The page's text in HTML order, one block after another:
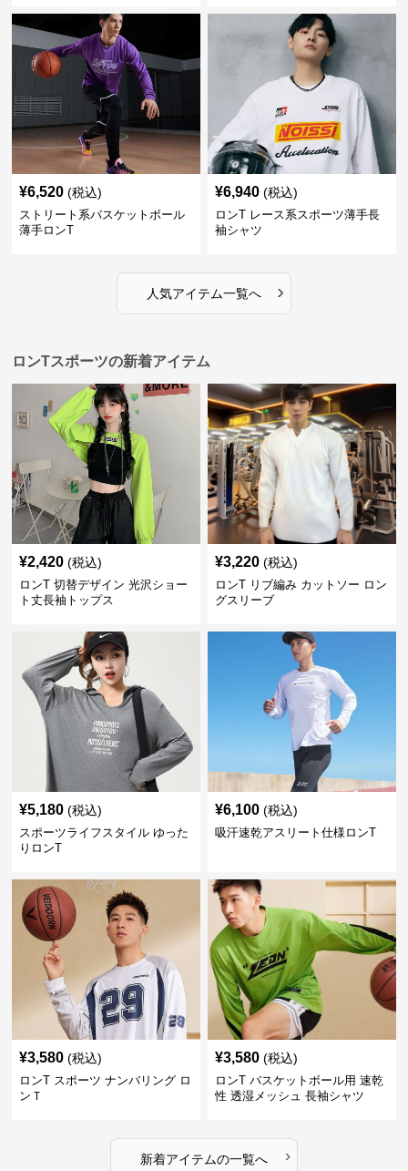
¥6,520 (税込)
ストリート系バスケットボール
薄手ロンT
¥6,940 (税込)
ロンT レース系スポーツ薄手長
袖シャツ
人気アイテム一覧へ ›
ロンTスポーツの新着アイテム
¥2,420 (税込)
ロンT 切替デザイン 光沢ショー
ト丈長袖トップス
¥3,220 (税込)
ロンT リブ編み カットソー ロン
グスリーブ
¥5,180 (税込)
スポーツライフスタイル ゆった
りロンT
¥6,100 (税込)
吸汗速乾アスリート仕様ロンT
¥3,580 (税込)
ロンT スポーツ ナンバリング ロ
ンＴ
¥3,580 (税込)
ロンT バスケットボール用 速乾
性 透湿メッシュ 長袖シャツ
新着アイテムの一覧へ ›